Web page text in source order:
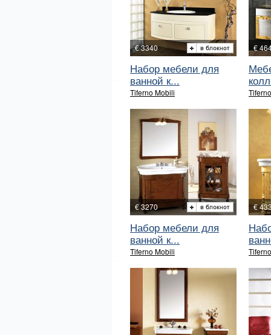
€ 3340
Набор мебели для
ванной к...
Tiferno Mobili
€
€ 3270
Набор мебели для
ванной к...
Tiferno Mobili
€